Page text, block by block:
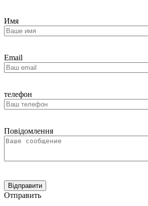
Имя
Email
телефон
Повідомлення
Отправить